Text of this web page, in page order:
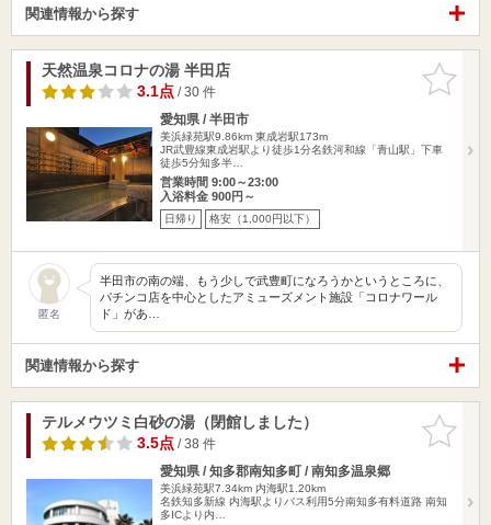
関連情報から探す
お気に入
りに追加
天然温泉コロナの湯 半田店
3.1点/ 30 件
愛知県 / 半田市
美浜緑苑駅9.86km 東成岩駅173m
JR武豊線東成岩駅より徒歩1分名鉄河和線「青山駅」下車
徒歩5分知多半…
営業時間 9:00～23:00
入浴料金 900円～
日帰り 格安（1,000円以下）
匿名
半田市の南の端、もう少しで武豊町になろうかというところに、
パチンコ店を中心としたアミューズメント施設「コロナワール
ド」があ…
関連情報から探す
お気に入
りに追加
テルメウツミ白砂の湯（閉館しました）
3.5点/ 38 件
愛知県 / 知多郡南知多町 / 南知多温泉郷
美浜緑苑駅7.34km 内海駅1.20km
名鉄知多新線 内海駅よりバス利用5分南知多有料道路 南知
多ICより内…